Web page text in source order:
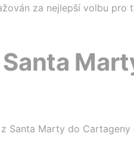
za nejlepší volbu
Santa Marty do